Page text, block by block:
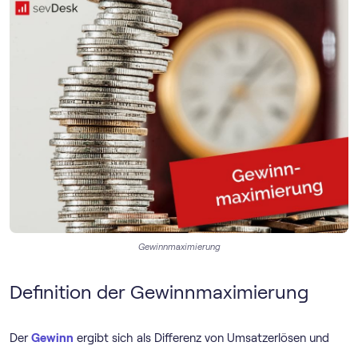
Gewinnmaximierung
Definition der Gewinnmaximierung
DerGewinn ergibt sich als Differenz von Umsatzerlösen und